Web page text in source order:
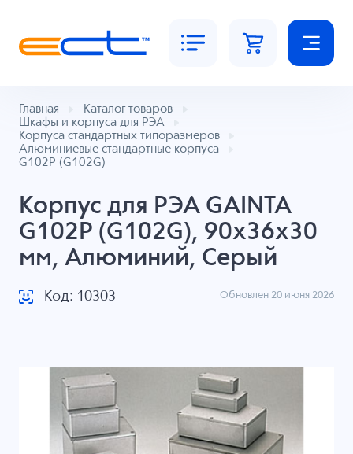
Главная
Каталог товаров
Шкафы и корпуса для РЭА
Корпуса стандартных типоразмеров
Алюминиевые стандартные корпуса
G102P (G102G)
Корпус для РЭА GAINTA
G102P (G102G), 90x36x30
мм, Алюминий, Серый
Код: 10303 Обновлен 20 июня 2026